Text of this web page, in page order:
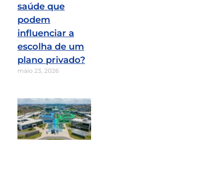
saúde que
podem
influenciar a
escolha de um
plano privado?
maio 23, 2026